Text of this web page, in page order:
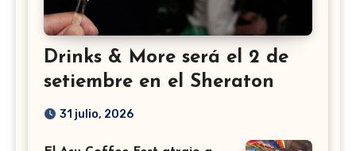
Drinks & More será el 2 de
setiembre en el Sheraton
31 julio, 2026